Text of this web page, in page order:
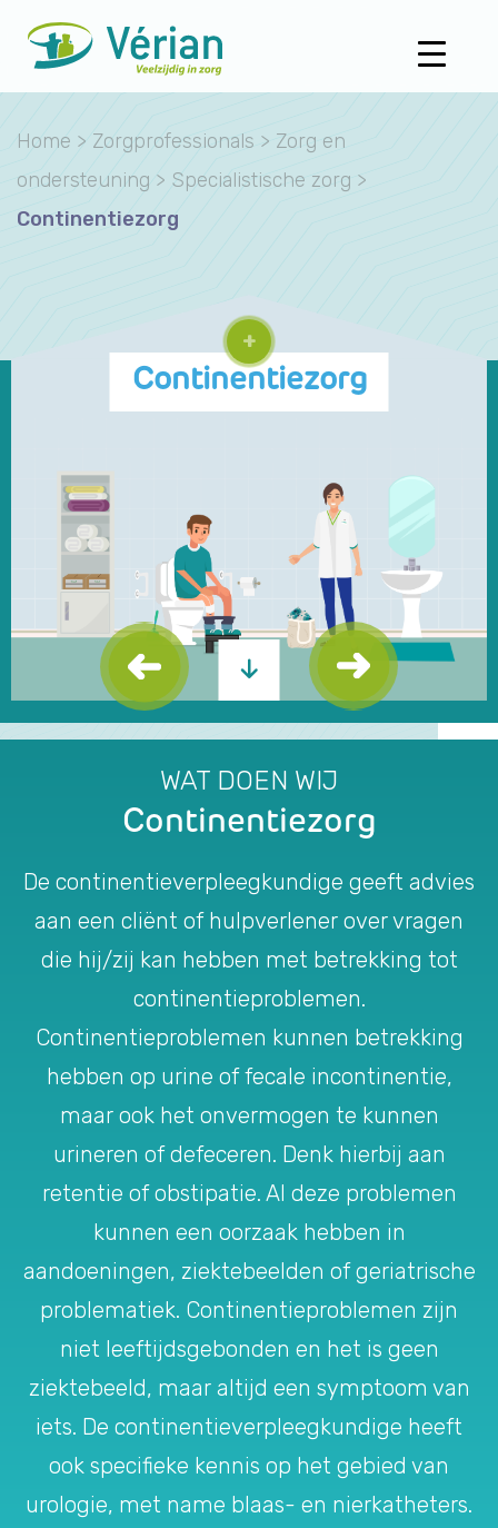
Home > Zorgprofessionals > Zorg en
ondersteuning > Specialistische zorg >
Continentiezorg
Continentiezorg
+
WAT DOEN WIJ
Continentiezorg
De continentieverpleegkundige geeft advies
aan een cliënt of hulpverlener over vragen
die hij/zij kan hebben met betrekking tot
continentieproblemen.
Continentieproblemen kunnen betrekking
hebben op urine of fecale incontinentie,
maar ook het onvermogen te kunnen
urineren of defeceren. Denk hierbij aan
retentie of obstipatie. Al deze problemen
kunnen een oorzaak hebben in
aandoeningen, ziektebeelden of geriatrische
problematiek. Continentieproblemen zijn
niet leeftijdsgebonden en het is geen
ziektebeeld, maar altijd een symptoom van
iets. De continentieverpleegkundige heeft
ook specifieke kennis op het gebied van
urologie, met name blaas- en nierkatheters.